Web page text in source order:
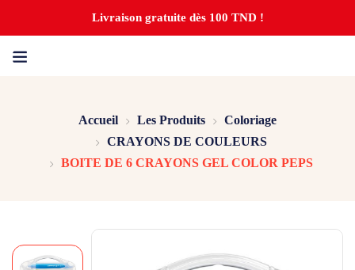
Livraison gratuite dès 100 TND !
Accueil Les Produits
Coloriage
CRAYONS DE COULEURS
BOITE DE 6 CRAYONS GEL COLOR PEPS